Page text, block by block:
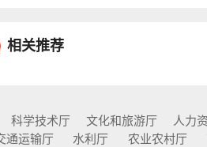
相关推荐
科学技术厅 文化和旅游厅 人力
通运输厅 水利厅 农业农村厅